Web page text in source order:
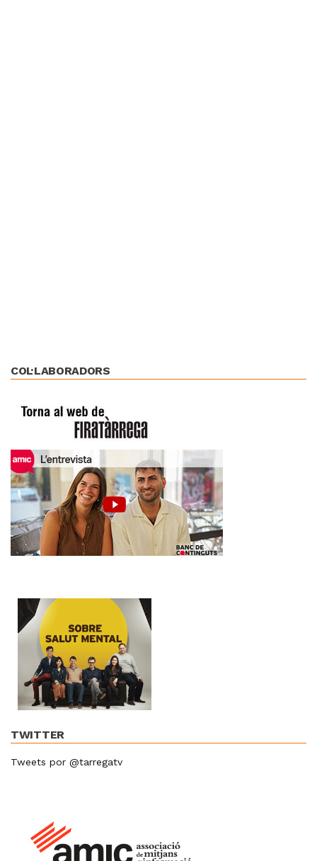
COL·LABORADORS
TWITTER
Tweets por @tarregatv